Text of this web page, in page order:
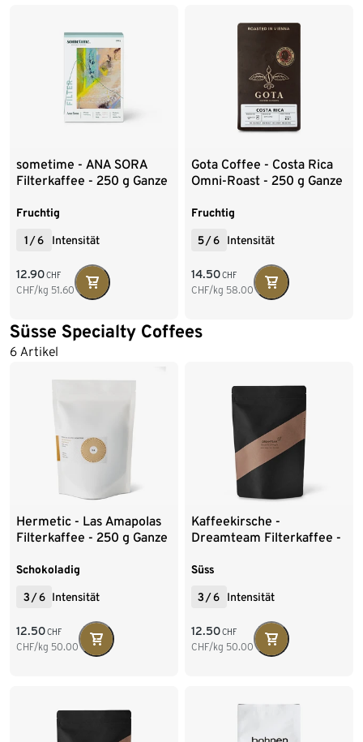
sometime - ANA SORA
Filterkaffee - 250 g Ganze
Fruchtig
1 /6 Intensität
12.90CHF
CHF/kg 51.60
Gota Coffee - Costa Rica
Omni-Roast - 250 g Ganze
Fruchtig
5/6 Intensität
14.50CHF
CHF/kg 58.00
Süsse Specialty Coffees
6 Artikel
Hermetic - Las Amapolas
Filterkaffee - 250 g Ganze
Schokoladig
3 /6 Intensität
12.50CHF
CHF/kg 50.00
Kaffeekirsche -
Dreamteam Filterkaffee -
Süss
3 /6 Intensität
12.50CHF
CHF/kg 50.00